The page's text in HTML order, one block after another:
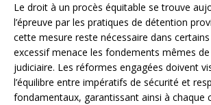
Le droit à un procès équitable se trouve
l’épreuve par les pratiques de détention
cette mesure reste nécessaire dans
excessif menace les fondements mêmes
judiciaire. Les réformes engagées doivent
l’équilibre entre impératifs de sécurité et
fondamentaux, garantissant ainsi à chaque